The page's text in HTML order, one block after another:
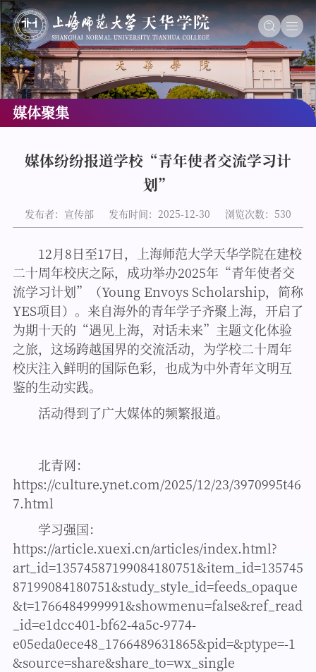
媒体聚集
媒体纷纷报道学校“青年使者交流学习计
划”
发布者：宣传部 发布时间：2025-12-30 浏览次数： 530
12月8日至17日，上海师范大学天华学院在建校
二十周年校庆之际，成功举办2025年“青年使者交
流学习计划”（Young Envoys Scholarship，简称
YES项目）。来自海外的青年学子齐聚上海，开启了
为期十天的“遇见上海，对话未来”主题文化体验
之旅，这场跨越国界的交流活动，为学校二十周年
校庆注入鲜明的国际色彩，也成为中外青年文明互
鉴的生动实践。
活动得到了广大媒体的频繁报道。
北青网：
https://culture.ynet.com/2025/12/23/3970995t46
7.html
学习强国：
https://article.xuexi.cn/articles/index.html?
art_id=13574587199084180751&item_id=135745
87199084180751&study_style_id=feeds_opaque
&t=1766484999991&showmenu=false&ref_read
_id=e1dcc401-bf62-4a5c-9774-
e05eda0ece48_1766489631865&pid=&ptype=-1
&source=share&share_to=wx_single